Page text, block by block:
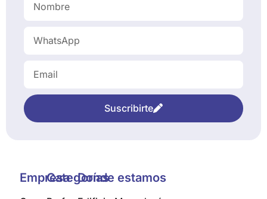
Suscribirte
EmpresaCategoríasDonde estamos